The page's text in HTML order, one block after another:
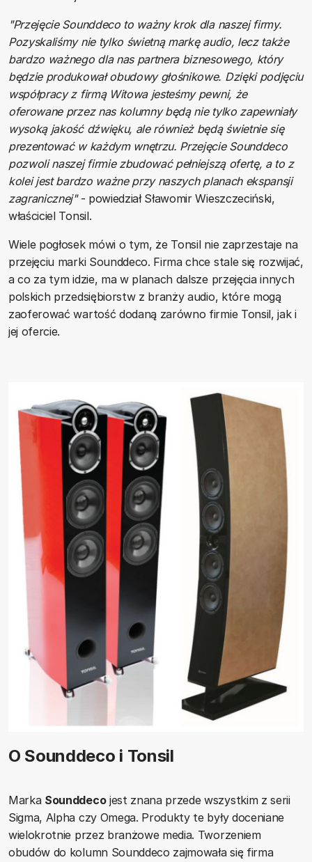
"Przejęcie Sounddeco to ważny krok dla naszej firmy.
Pozyskaliśmy nie tylko świetną markę audio, lecz także
bardzo ważnego dla nas partnera biznesowego, który
będzie produkował obudowy głośnikowe. Dzięki podjęciu
współpracy z firmą Witowa jesteśmy pewni, że
oferowane przez nas kolumny będą nie tylko zapewniały
wysoką jakość dźwięku, ale również będą świetnie się
prezentować w każdym wnętrzu. Przejęcie Sounddeco
pozwoli naszej firmie zbudować pełniejszą ofertę, a to z
kolei jest bardzo ważne przy naszych planach ekspansji
zagranicznej"- powiedział Sławomir Wieszczeciński,
właściciel Tonsil.
Wiele pogłosek mówi o tym, że Tonsil nie zaprzestaje na
przejęciu marki Sounddeco. Firma chce stale się rozwijać,
a co za tym idzie, ma w planach dalsze przejęcia innych
polskich przedsiębiorstw z branży audio, które mogą
zaoferować wartość dodaną zarówno firmie Tonsil, jak i
jej ofercie.
O Sounddeco i Tonsil
Marka Sounddecojest znana przede wszystkim z serii
Sigma, Alpha czy Omega. Produkty te były doceniane
wielokrotnie przez branżowe media. Tworzeniem
obudów do kolumn Sounddeco zajmowała się firma